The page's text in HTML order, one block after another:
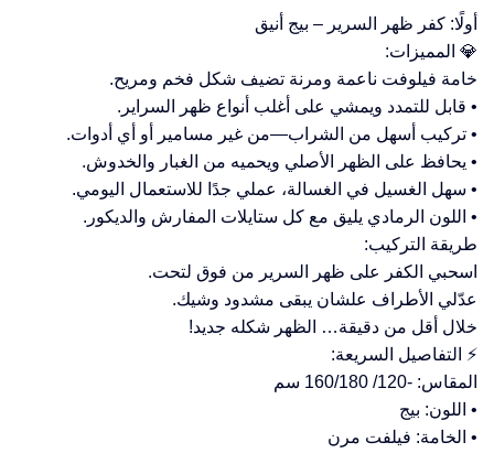
أولًا: كفر ظهر السرير – بيج أنيق
💎 المميزات:
خامة فيلوفت ناعمة ومرنة تضيف شكل فخم ومريح.
• قابل للتمدد ويمشي على أغلب أنواع ظهر السراير.
• تركيب أسهل من الشراب—من غير مسامير أو أي أدوات.
• يحافظ على الظهر الأصلي ويحميه من الغبار والخدوش.
• سهل الغسيل في الغسالة، عملي جدًا للاستعمال اليومي.
• اللون الرمادي يليق مع كل ستايلات المفارش والديكور.
طريقة التركيب:
اسحبي الكفر على ظهر السرير من فوق لتحت.
عدّلي الأطراف علشان يبقى مشدود وشيك.
خلال أقل من دقيقة… الظهر شكله جديد!
⚡ التفاصيل السريعة:
المقاس: -120/ 160/180 سم
• اللون: بيج
• الخامة: فيلفت مرن